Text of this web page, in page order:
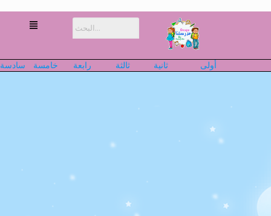
أولى ثانية ثالثة رابعة خامسة سادسة